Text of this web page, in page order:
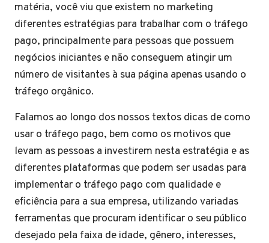
matéria, você viu que existem no marketing
diferentes estratégias para trabalhar com o tráfego
pago, principalmente para pessoas que possuem
negócios iniciantes e não conseguem atingir um
número de visitantes à sua página apenas usando o
tráfego orgânico.
Falamos ao longo dos nossos textos dicas de como
usar o tráfego pago, bem como os motivos que
levam as pessoas a investirem nesta estratégia e as
diferentes plataformas que podem ser usadas para
implementar o tráfego pago com qualidade e
eficiência para a sua empresa, utilizando variadas
ferramentas que procuram identificar o seu público
desejado pela faixa de idade, gênero, interesses,